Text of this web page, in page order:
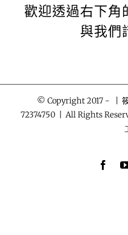
歡迎透過右下角
與我們
© Copyright 2017 -
|
72374750 | All Rights